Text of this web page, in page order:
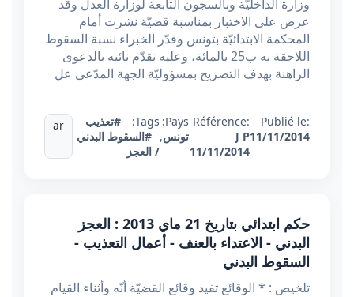
وزارة الداخليّة وبالسجون التابعة لوزارة العدل وقد
عرض على الاختبار بمناسبة قضيّة نشرت أمام
المحكمة الابتدائيّة بتونس وقدّر الخبراء نسبة السقوط
اللاحقة به ب25 بالمائة، وعليه تقدّم نائبه بالدعوى
الراهنة بهدف التصريح بمسؤوليّة الجهة المدّعى عل
Publié le:
11/11/2014
Référence:
J P
11/11/2014
Pays:
تونس,
Tags:
#تعذيب
#السقوط البدني
/ العجز
ar
حكم ابتدائي بتاريخ 21 ماي 2013 : العجز
البدني - الاعتداء بالعنف - أعمال التعذيب -
السقوط البدني
تلخيص : * الوقائع تفيد وقائع القضيّة أنّه وأثناء القيام